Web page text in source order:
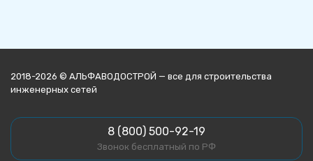
2018-2026 © АЛЬФАВОДОСТРОЙ — все для строительства
инженерных сетей
8 (800) 500-92-19
Звонок бесплатный по РФ